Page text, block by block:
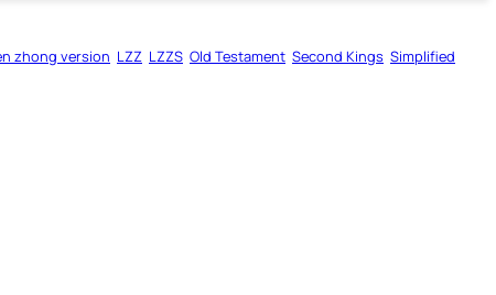
zhong version LZZ LZZS Old Testament Second Kings Simplified